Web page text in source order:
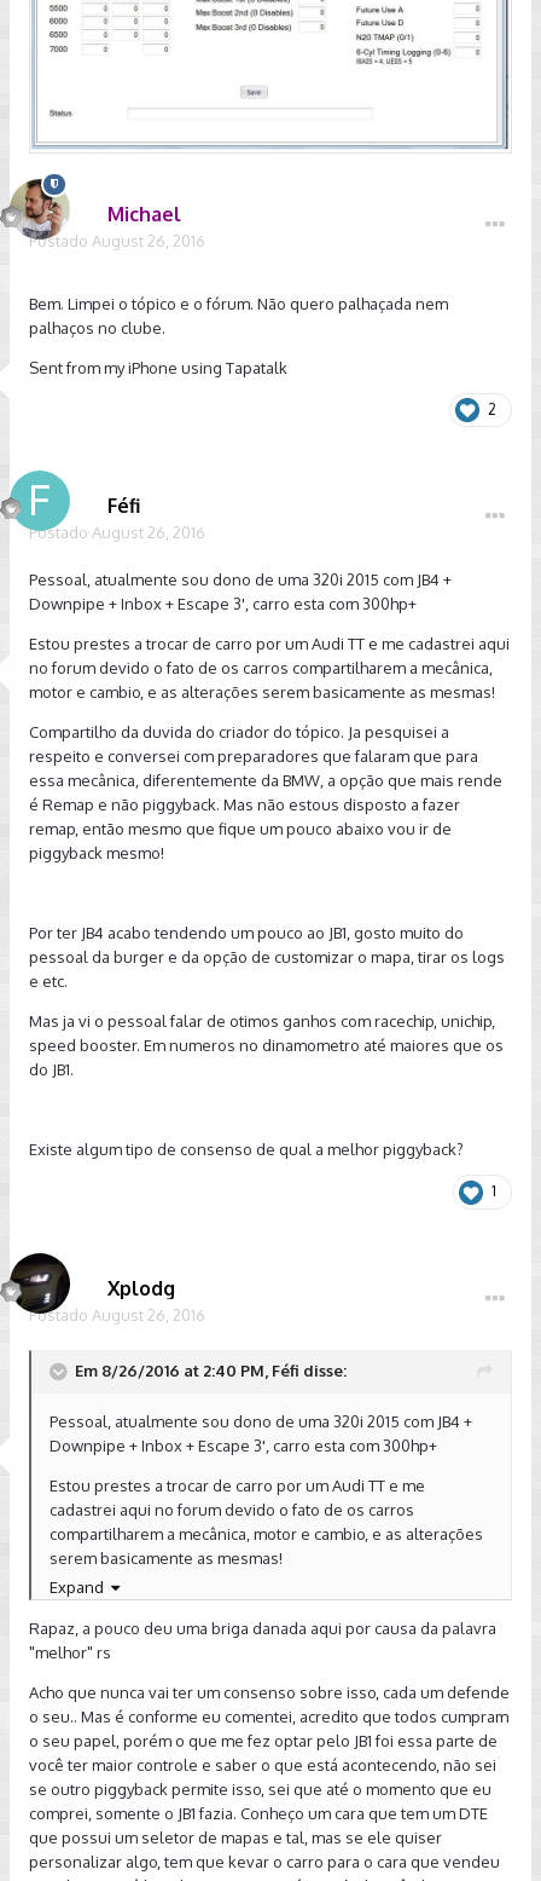
Michael
Postado August 26, 2016
Bem. Limpei o tópico e o fórum. Não quero palhaçada nem
palhaços no clube.
Sent from my iPhone using Tapatalk
2
Féfi
Postado August 26, 2016
Pessoal, atualmente sou dono de uma 320i 2015 com JB4 +
Downpipe + Inbox + Escape 3', carro esta com 300hp+
Estou prestes a trocar de carro por um Audi TT e me cadastrei aqui
no forum devido o fato de os carros compartilharem a mecânica,
motor e cambio, e as alterações serem basicamente as mesmas!
Compartilho da duvida do criador do tópico. Ja pesquisei a
respeito e conversei com preparadores que falaram que para
essa mecânica, diferentemente da BMW, a opção que mais rende
é Remap e não piggyback. Mas não estous disposto a fazer
remap, então mesmo que fique um pouco abaixo vou ir de
piggyback mesmo!
Por ter JB4 acabo tendendo um pouco ao JB1, gosto muito do
pessoal da burger e da opção de customizar o mapa, tirar os logs
e etc.
Mas ja vi o pessoal falar de otimos ganhos com racechip, unichip,
speed booster. Em numeros no dinamometro até maiores que os
do JB1.
Existe algum tipo de consenso de qual a melhor piggyback?
1
Xplodg
Postado August 26, 2016
Em 8/26/2016 at 2:40 PM, Féfi disse:
Pessoal, atualmente sou dono de uma 320i 2015 com JB4 +
Downpipe + Inbox + Escape 3', carro esta com 300hp+
Estou prestes a trocar de carro por um Audi TT e me
cadastrei aqui no forum devido o fato de os carros
compartilharem a mecânica, motor e cambio, e as alterações
serem basicamente as mesmas!
Compartilho da duvida do criador do tópico. Ja pesquisei a
respeito e conversei com preparadores que falaram que
para essa mecânica, diferentemente da BMW, a opção que
disposto a fazer remap, então mesmo que fique um pouco
abaixo vou ir de piggyback mesmo!
Por ter JB4 acabo tendendo um pouco ao JB1, gosto muito do
pessoal da burger e da opção de customizar o mapa, tirar os
logs e etc.
Expand
Rapaz, a pouco deu uma briga danada aqui por causa da palavra
"melhor" rs
Acho que nunca vai ter um consenso sobre isso, cada um defende
o seu.. Mas é conforme eu comentei, acredito que todos cumpram
o seu papel, porém o que me fez optar pelo JB1 foi essa parte de
você ter maior controle e saber o que está acontecendo, não sei
se outro piggyback permite isso, sei que até o momento que eu
comprei, somente o JB1 fazia. Conheço um cara que tem um DTE
que possui um seletor de mapas e tal, mas se ele quiser
personalizar algo, tem que kevar o carro para o cara que vendeu